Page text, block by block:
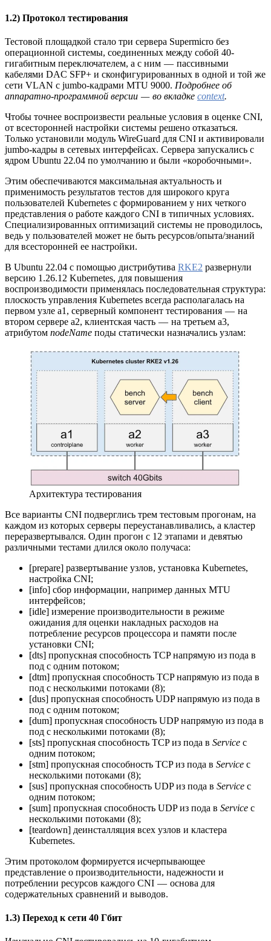
1.2) Протокол тестирования
Тестовой площадкой стало три сервера Supermicro без
операционной системы, соединенных между собой 40-
гигабитным переключателем, а с ним — пассивными
кабелями DAC SFP+ и сконфигурированных в одной и той же
сети VLAN с jumbo-кадрами MTU 9000. Подробнее об
аппаратно-программной версии — во вкладке context.
Чтобы точнее воспроизвести реальные условия в оценке CNI,
от всесторонней настройки системы решено отказаться.
Только установили модуль WireGuard для CNI и активировали
jumbo-кадры в сетевых интерфейсах. Сервера запускались с
ядром Ubuntu 22.04 по умолчанию и были «коробочными».
Этим обеспечиваются максимальная актуальность и
применимость результатов тестов для широкого круга
пользователей Kubernetes с формированием у них четкого
представления о работе каждого CNI в типичных условиях.
Специализированных оптимизаций системы не проводилось,
ведь у пользователей может не быть ресурсов/опыта/знаний
для всесторонней ее настройки.
В Ubuntu 22.04 с помощью дистрибутива RKE2 развернули
версию 1.26.12 Kubernetes, для повышения
воспроизводимости применялась последовательная структура:
плоскость управления Kubernetes всегда располагалась на
первом узле a1, серверный компонент тестирования — на
втором сервере a2, клиентская часть — на третьем a3,
атрибутом nodeName поды статически назначались узлам:
Архитектура тестирования
Все варианты CNI подверглись трем тестовым прогонам, на
каждом из которых серверы переустанавливались, а кластер
переразвертывался. Один прогон с 12 этапами и девятью
различными тестами длился около получаса:
[prepare] развертывание узлов, установка Kubernetes,
настройка CNI;
[info] сбор информации, например данных MTU
интерфейсов;
[idle] измерение производительности в режиме
ожидания для оценки накладных расходов на
потребление ресурсов процессора и памяти после
установки CNI;
[dts] пропускная способность TCP напрямую из пода в
под с одним потоком;
[dtm] пропускная способность TCP напрямую из пода в
под с несколькими потоками (8);
[dus] пропускная способность UDP напрямую из пода в
под с одним потоком;
[dum] пропускная способность UDP напрямую из пода в
под с несколькими потоками (8);
[sts] пропускная способность TCP из пода в Service с
одним потоком;
[stm] пропускная способность TCP из пода в Service с
несколькими потоками (8);
[sus] пропускная способность UDP из пода в Service с
одним потоком;
[sum] пропускная способность UDP из пода в Service с
несколькими потоками (8);
[teardown] деинсталляция всех узлов и кластера
Kubernetes.
Этим протоколом формируется исчерпывающее
представление о производительности, надежности и
потреблении ресурсов каждого CNI — основа для
содержательных сравнений и выводов.
1.3) Переход к сети 40 Гбит